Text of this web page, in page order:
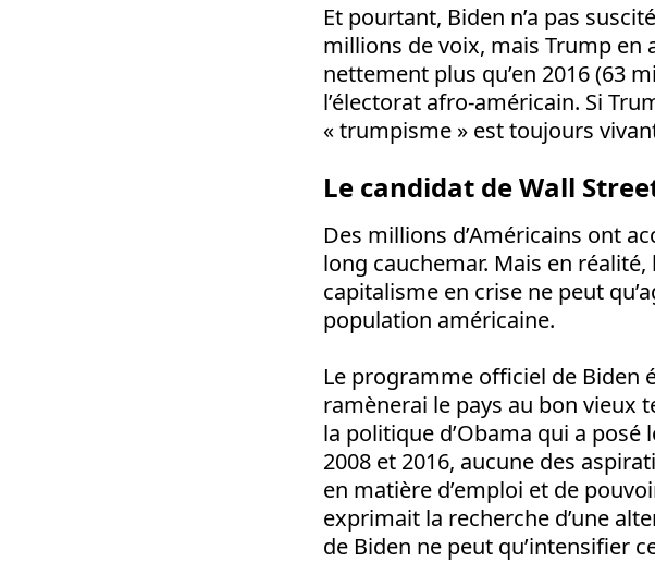
Et pourtant, Biden n’a pas
millions de voix, mais Trump
nettement plus qu’en 2016 (63
l’électorat afro-américain. Si
« trumpisme » est toujours
Le candidat de Wall
Des millions d’Américains ont
long cauchemar. Mais en
capitalisme en crise ne peut
population américaine.
Le programme officiel de Biden
ramènerai le pays au bon vieux
la politique d’Obama qui a posé
2008 et 2016, aucune des
en matière d’emploi et de
exprimait la recherche d’une
de Biden ne peut qu’intensifier